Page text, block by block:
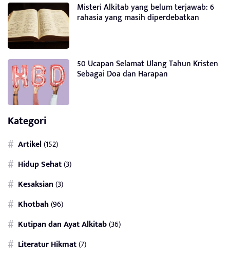
Misteri Alkitab yang belum terjawab: 6
rahasia yang masih diperdebatkan
50 Ucapan Selamat Ulang Tahun Kristen
Sebagai Doa dan Harapan
Kategori
Artikel(152)
Hidup Sehat(3)
Kesaksian(3)
Khotbah(96)
Kutipan dan Ayat Alkitab(36)
Literatur Hikmat(7)